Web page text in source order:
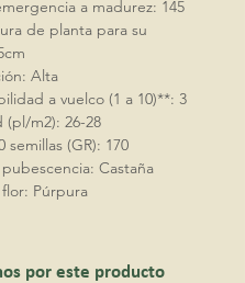
a madurez: 145
de planta para su
Alta
a vuelco (1 a 10)**: 3
(pl/m2): 26-28
semillas (GR): 170
Castaña
Púrpura
por este producto